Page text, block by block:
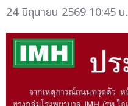
24 มิถุนายน 2569 10:45 น.